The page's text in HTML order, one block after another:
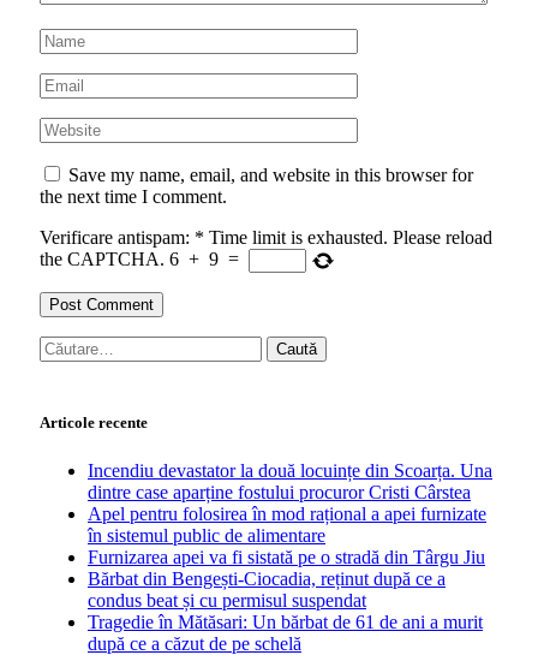
Save my name, email, and website in this browser for
the next time I comment.
Verificare antispam: * Time limit is exhausted. Please reload
the CAPTCHA. 6 + 9 =
Caută
după:
Articole recente
Incendiu devastator la două locuințe din Scoarța. Una
dintre case aparține fostului procuror Cristi Cârstea
Apel pentru folosirea în mod rațional a apei furnizate
în sistemul public de alimentare
Furnizarea apei va fi sistată pe o stradă din Târgu Jiu
Bărbat din Bengești-Ciocadia, reținut după ce a
condus beat și cu permisul suspendat
Tragedie în Mătăsari: Un bărbat de 61 de ani a murit
după ce a căzut de pe schelă